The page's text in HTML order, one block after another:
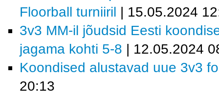
Floorball turniiril | 15.05.2024
3v3 MM-il jõudsid Eesti
jagama kohti 5-8 | 12.05.2024
Koondised alustavad uue 3v3
20:13